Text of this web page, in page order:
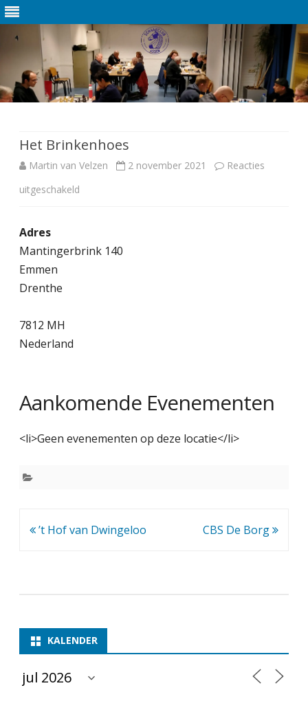
Het Brinkenhoes
Martin van Velzen 2 november 2021
Reacties
uitgeschakeld
i
h
Adres
Mantingerbrink 140
Emmen
Drenthe
7812 MH
Nederland
Aankomende Evenementen
<li>Geen evenementen op deze locatie</li>
Bericht
’t Hof van Dwingeloo CBS De Borg
KALENDER